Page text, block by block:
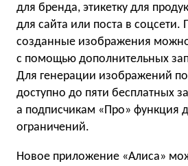
для бренда, этикетку для
для сайта или поста в соцсети.
созданные изображения
с помощью дополнительных
Для генерации изображений
доступно до пяти бесплатных
а подписчикам «Про» функция
ограничений.
Новое приложение «Алиса»